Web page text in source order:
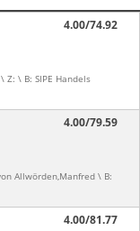
Z: \ B: SIPE Handels
4.00/74.92
Allwörden,Manfred \ B:
4.00/79.59
4.00/81.77